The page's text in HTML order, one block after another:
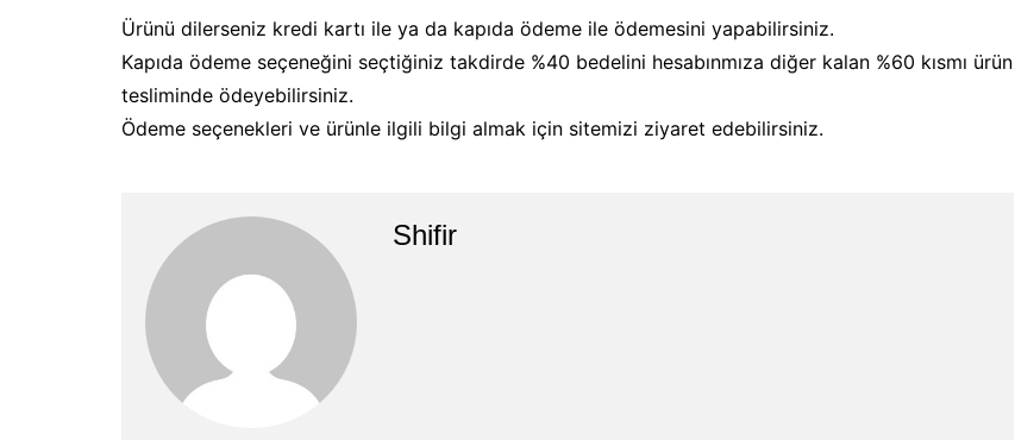
Ürünü dilerseniz kredi kartı ile ya da kapıda ödeme ile ödemesini yapabilirsiniz.
Kapıda ödeme seçeneğini seçtiğiniz takdirde %40 bedelini hesabınmıza diğer kalan %60 kısmı ürün
tesliminde ödeyebilirsiniz.
Ödeme seçenekleri ve ürünle ilgili bilgi almak için sitemizi ziyaret edebilirsiniz.
Shifir